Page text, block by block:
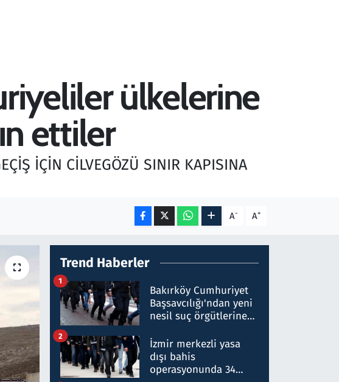
ülkelerine
ettiler
İÇİN CİLVEGÖZÜ SINIR KAPISINA
A- A+
Trend Haberler
Bakırköy Cumhuriyet
Başsavcılığı'ndan yeni
nesil suç örgütlerine
hakkında gözaltı kararı
1
İzmir merkezli yasa
dışı bahis
operasyonunda 34
2